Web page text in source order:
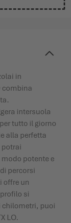
in
combina
intersuola
tutto il giorno
alla perfetta
potrai
potente e
percorsi
offre un
si
chilometri, puoi
LO.